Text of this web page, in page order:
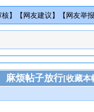
核】【 网友建议 】【 网友举报
麻烦帖子放行[收藏本